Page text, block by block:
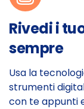
Rivedi i
sempre
Usa la
strumenti
con te appunti